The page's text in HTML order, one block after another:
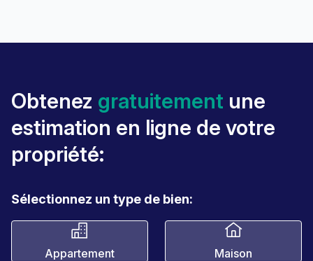
Obtenez gratuitement une
estimation en ligne de votre
propriété:
Sélectionnez un type de bien:
Appartement Maison